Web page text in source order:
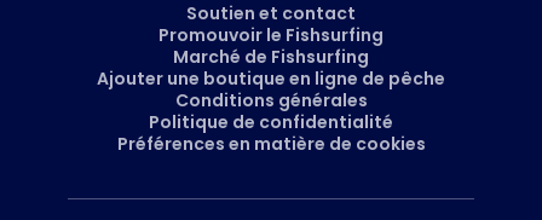
Soutien et contact
Promouvoir le Fishsurfing
Marché de Fishsurfing
Ajouter une boutique en ligne de pêche
Conditions générales
Politique de confidentialité
Préférences en matière de cookies